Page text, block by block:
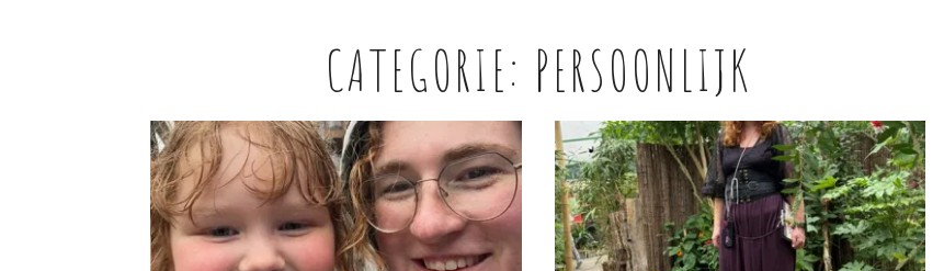
CATEGORIE: PERSOONLIJK